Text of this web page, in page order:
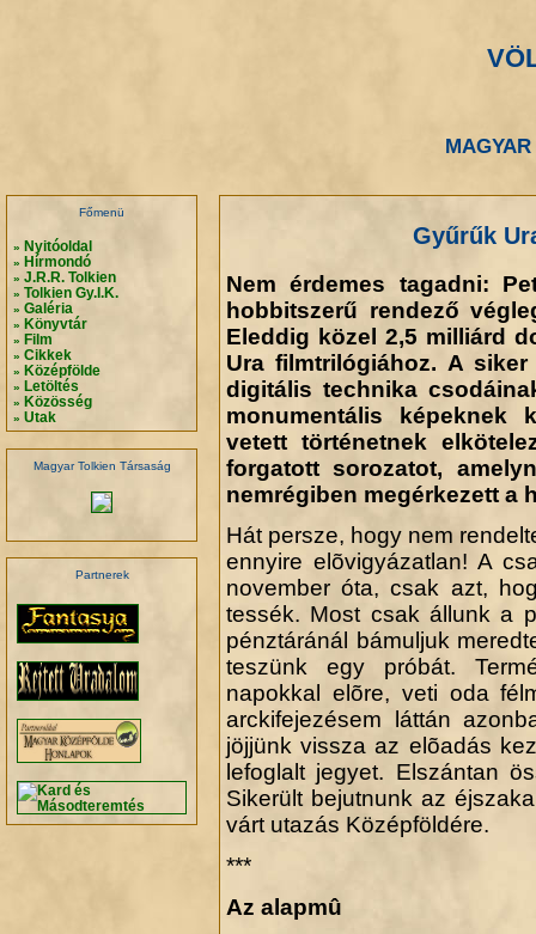
Főmenü
» Nyitóoldal
» Hírmondó
» J.R.R. Tolkien
» Tolkien Gy.I.K.
» Galéria
» Könyvtár
» Film
» Cikkek
» Középfölde
» Letöltés
» Közösség
» Utak
Magyar Tolkien Társaság
Partnerek
Gyűrűk
Nem érdemes tagadni:
hobbitszerű rendező
Eleddig közel 2,5 milliárd
Ura filmtrilógiához. A
digitális technika
monumentális képeknek
vetett történetnek
forgatott sorozatot,
nemrégiben megérkezett a
Hát persze, hogy nem
ennyire elõvigyázatlan! A
november óta, csak azt,
tessék. Most csak állunk a
pénztáránál bámuljuk
teszünk egy próbát.
napokkal elõre, veti oda
arckifejezésem láttán
jöjjünk vissza az elõadás
lefoglalt jegyet. Elszántan
Sikerült bejutnunk az
várt utazás Középföldére.
***
Az alapmû